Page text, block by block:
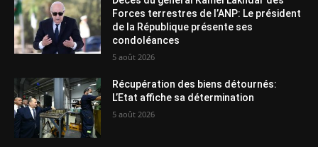
Forces terrestres de l’ANP: Le président
de la République présente ses
condoléances
5 août 2026
Récupération des biens détournés:
L’Etat affiche sa détermination
5 août 2026